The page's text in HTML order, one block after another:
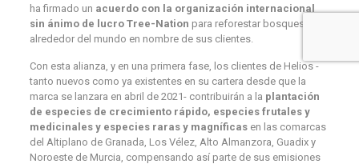
ha firmado un acuerdo con la organización internacional
sin ánimo de lucro Tree-Nation para reforestar bosques
alrededor del mundo en nombre de sus clientes.
Con esta alianza, y en una primera fase, los clientes de Helios -
tanto nuevos como ya existentes en su cartera desde que la
marca se lanzara en abril de 2021- contribuirán a la plantación
de especies de crecimiento rápido, especies frutales y
medicinales y especies raras y magníficasen las comarcas
del Altiplano de Granada, Los Vélez, Alto Almanzora, Guadix y
Noroeste de Murcia, compensando así parte de sus emisiones